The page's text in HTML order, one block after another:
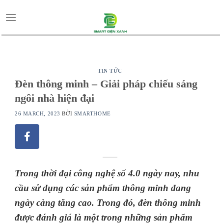
to
TIN TỨC
Đèn thông minh – Giải pháp chiếu sáng
ngôi nhà hiện đại
26 MARCH, 2023 BỞI SMARTHOME
Trong thời đại công nghệ số 4.0 ngày nay, nhu
cầu sử dụng các sản phẩm thông minh đang
ngày càng tăng cao. Trong đó, đèn thông minh
được đánh giá là một trong những sản phẩm